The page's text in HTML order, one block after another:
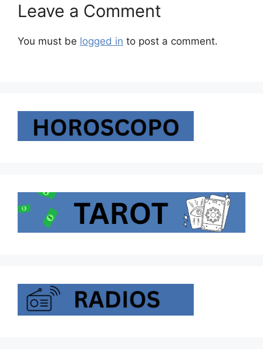
Leave a Comment
You must be logged in to post a comment.